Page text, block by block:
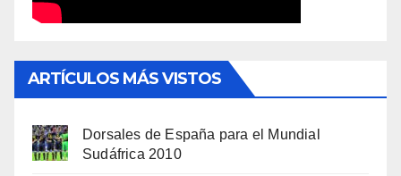
ARTÍCULOS MÁS VISTOS
Dorsales de España para el Mundial
Sudáfrica 2010